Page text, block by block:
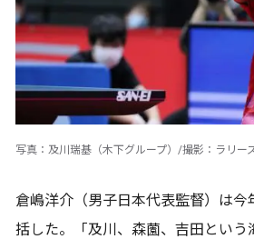
写真：及川瑞基（木下グループ）/撮影：ラリー
倉嶋洋介（男子日本代表監督）は今
括した。「及川、森薗、吉田という